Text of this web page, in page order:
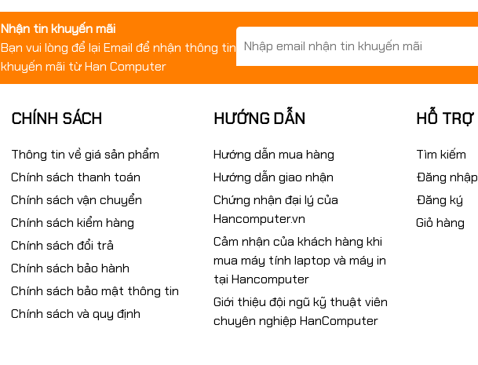
Nhận tin khuyến mãi
Bạn vui lòng để lại Email để nhận thông tin
khuyến mãi từ Han Computer
CHÍNH SÁCH
Thông tin về giá sản phẩm
Chính sách thanh toán
Chính sách vận chuyển
Chính sách kiểm hàng
Chính sách đổi trả
Chính sách bảo hành
Chính sách bảo mật thông tin
Chính sách và quy định
HƯỚNG DẪN
Hướng dẫn mua hàng
Hướng dẫn giao nhận
Chứng nhận đại lý của
Hancomputer.vn
Cảm nhận của khách hàng khi
mua máy tính laptop và máy in
tại Hancomputer
Giới thiệu đội ngũ kỹ thuật viên
chuyên nghiệp HanComputer
HỖ TRỢ
Tìm kiếm
Đăng nhập
Đăng ký
Giỏ hàng